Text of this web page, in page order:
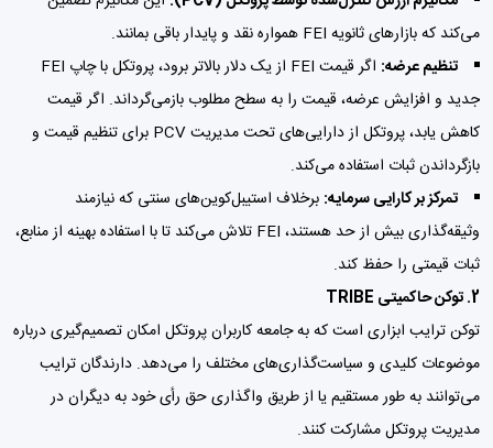
می‌کند که بازارهای ثانویه FEI همواره نقد و پایدار باقی بمانند.
تنظیم عرضه:
اگر قیمت FEI از یک دلار بالاتر برود، پروتکل با چاپ FEI
جدید و افزایش عرضه، قیمت را به سطح مطلوب بازمی‌گرداند. اگر قیمت
کاهش یابد، پروتکل از دارایی‌های تحت مدیریت PCV برای تنظیم قیمت و
بازگرداندن ثبات استفاده می‌کند.
تمرکز بر کارایی سرمایه: برخلاف استیبل‌کوین‌های سنتی که نیازمند
وثیقه‌گذاری بیش از حد هستند، FEI تلاش می‌کند تا با استفاده بهینه از منابع،
ثبات قیمتی را حفظ کند.
2. توکن حاکمیتی TRIBE
توکن ترایب ابزاری است که به جامعه کاربران پروتکل امکان تصمیم‌گیری درباره
موضوعات کلیدی و سیاست‌گذاری‌های مختلف را می‌دهد. دارندگان ترایب
می‌توانند به طور مستقیم یا از طریق واگذاری حق رأی خود به دیگران در
مدیریت پروتکل مشارکت کنند.